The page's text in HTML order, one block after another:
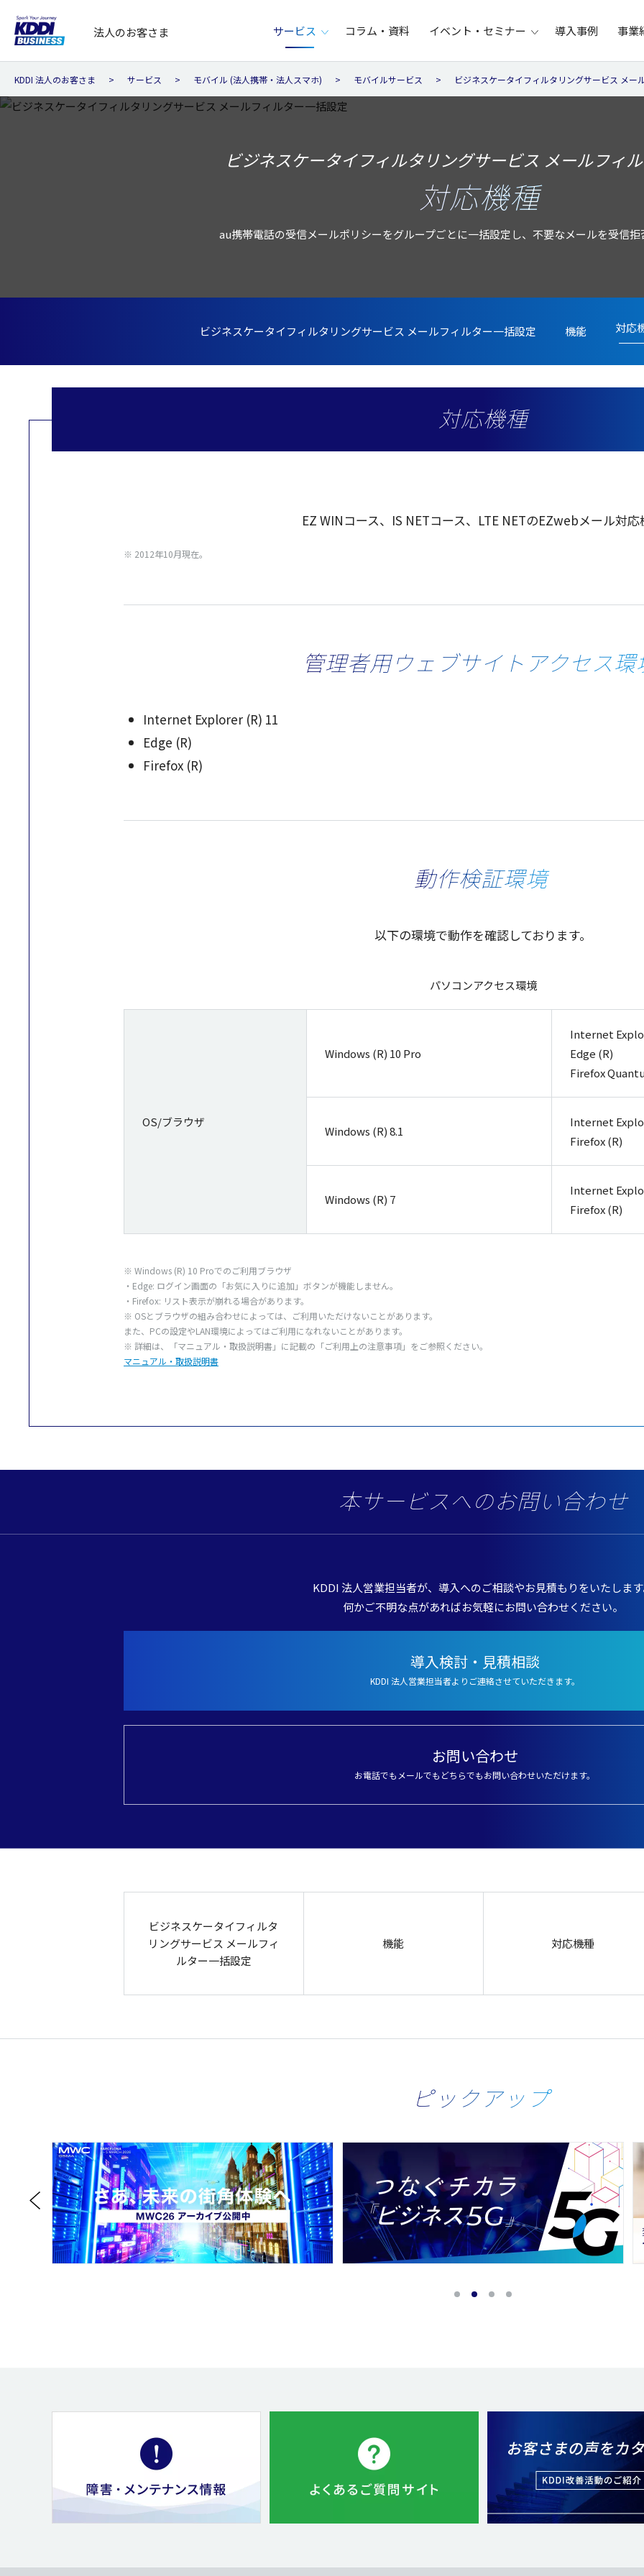
法人のお客さま サービス コラム・資料 イベント・セミナー 導入事例 事業
KDDI 法人のお客さま サービス モバイル (法人携帯・法人スマホ) モバイルサービス ビジネスケータイフィルタリングサービス メー
ビジネスケータイフィルタリングサービス メールフィ
対応機種
au携帯電話の受信メールポリシーをグループごとに一括設定し、不要なメールを受信
ビジネスケータイフィルタリングサービス メールフィルター一括設定 機能 対応
対応機種
EZ WINコース、IS NETコース、LTE NETのEZwebメール対応
※ 2012年10月現在。
管理者用ウェブサイトアクセス環
Internet Explorer (R) 11
Edge (R)
Firefox (R)
動作検証環境
以下の環境で動作を確認しております。
パソコンアクセス環境
OS/ブラウザ
Windows (R) 10 Pro
Internet
Edge (R)
Firefox
Windows (R) 8.1
Internet
Firefox (R)
Windows (R) 7
Internet
Firefox (R)
※ Windows (R) 10 Proでのご利用ブラウザ
・Edge: ログイン画面の「お気に入りに追加 」 ボタンが機能 しません。
・Firefox: リスト表示が崩れる場合があります。
※ OSと ブラウザの組み合わせによっては、ご利用いただけないことがあります。
また、PCの設定やLAN環境によってはご利用になれないことがあります。
※ 詳細は、「マニュアル・ 取扱説明書」に記載の「ご利用上の注意事項」をご参照ください。
マニュアル・取扱説明書
本サービスへのお問い合わせ
KDDI法人営業担当者が、 導入へのご相談やお見積もりをいたしま
何かご不明な点があればお気軽にお問い合わせください。
導入検討・見積相談
KDDI 法人営業担当者よりご連絡させていただきます。
お問い合わせ
お電話でもメールでもどちらでもお問い合わせいただけます。
ビジネスケータイフィルタ
リングサービス メールフィ
ルター一括設定
機能 対応機種
ピックアップ